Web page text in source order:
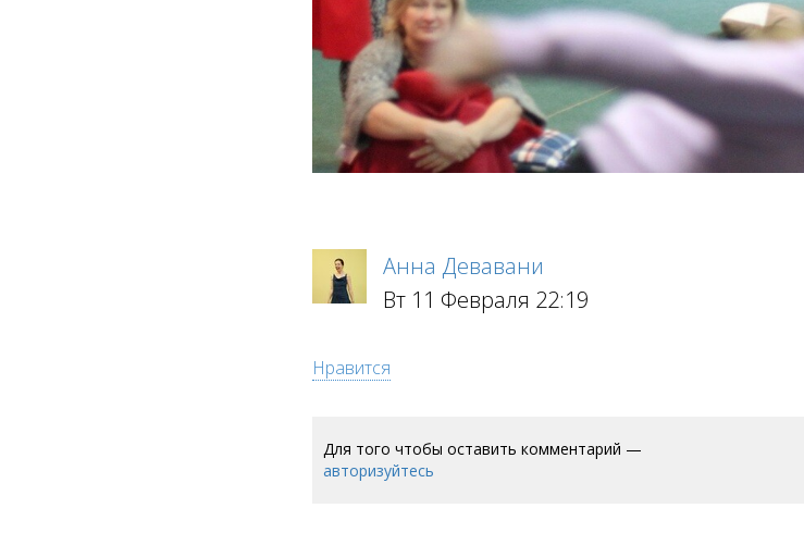
Анна Девавани
Вт 11 Февраля 22:19
Нравится
Для того чтобы оставить комментарий —
авторизуйтесь